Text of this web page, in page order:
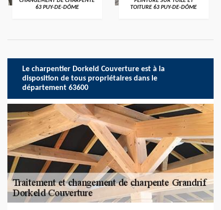
63 PUY-DE-DÔME
TOITURE 63 PUY-DE-DÔME
Le charpentier Dorkeld Couverture est à la
disposition de tous propriétaires dans le
département 63600